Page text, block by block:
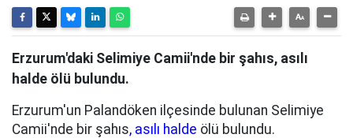
Erzurum'daki Selimiye Camii'nde bir şahıs, asılı
halde ölü bulundu.
Erzurum'un Palandöken ilçesinde bulunan Selimiye
Camii'nde bir şahıs, asılı halde ölü bulundu.